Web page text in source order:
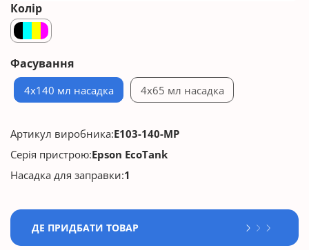
Колір
Фасування
4x140 мл насадка 4x65 мл насадка
Артикул виробника:E103-140-MP
Серія пристрою:Epson EcoTank
Насадка для заправки:1
ДЕ ПРИДБАТИ ТОВАР